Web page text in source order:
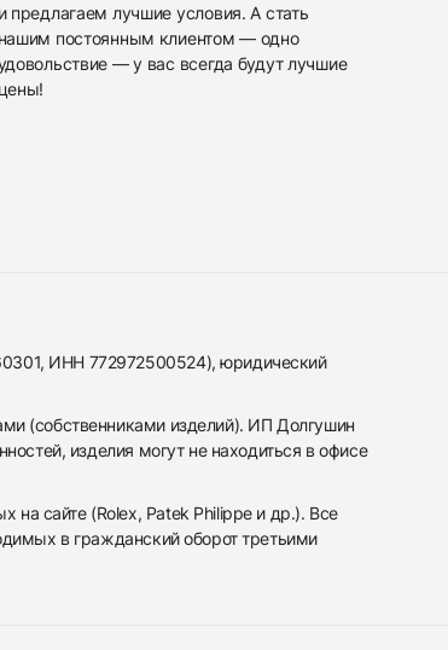
и предлагаем лучшие условия. А стать
нашим постоянным клиентом — одно
— у вас всегда будут лучшие
цены!
ИНН 772972500524), юридический
(собственниками изделий). ИП Долгушин
изделия могут не находиться в офисе
сайте (Rolex, Patek Philippe и др.). Все
в гражданский оборот третьими